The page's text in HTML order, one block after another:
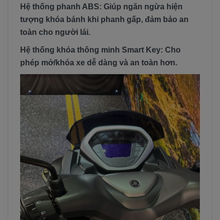
Hệ thống phanh ABS: Giúp ngăn ngừa hiện
tượng khóa bánh khi phanh gấp, đảm bảo an
toàn cho người lái.
Hệ thống khóa thông minh Smart Key: Cho
phép mở/khóa xe dễ dàng và an toàn hơn.